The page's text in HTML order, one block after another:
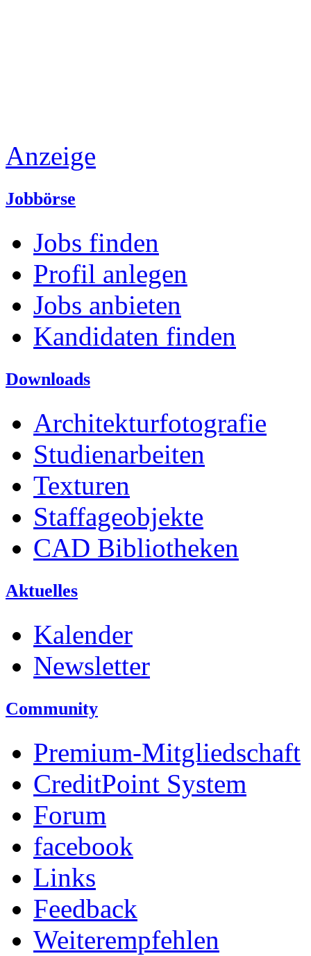
Anzeige
Jobbörse
Jobs finden
Profil anlegen
Jobs anbieten
Kandidaten finden
Downloads
Architekturfotografie
Studienarbeiten
Texturen
Staffageobjekte
CAD Bibliotheken
Aktuelles
Kalender
Newsletter
Community
Premium-Mitgliedschaft
CreditPoint System
Forum
facebook
Links
Feedback
Weiterempfehlen